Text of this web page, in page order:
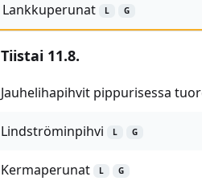
Lankkuperunat L G
Tiistai 11.8.
Jauhelihapihvit pippurisessa
Lindströminpihvi L G
Kermaperunat L G